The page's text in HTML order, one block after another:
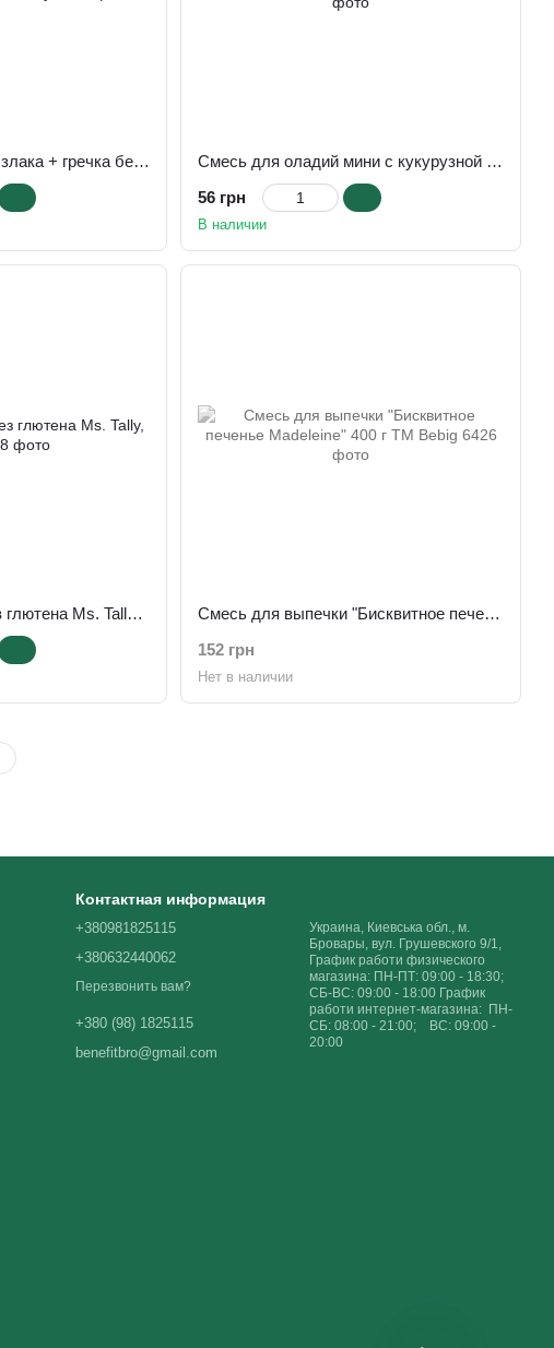
Смесь для блинов 3 злака + гречка без глютена 900 г, TM Ms.Tally
Cмесь для оладий мини с кукурузной мукой без глютена, 150 г Ms. Tally
56 грн
В наличии
Мука кукурузная без глютена Ms. Tally, 1 кг
Смесь для выпечки "Бисквитное печенье Madeleine" 400 г ТМ Bebig
152 грн
Нет в наличии
Контактная информация
+380981825115
+380632440062
Перезвонить вам?
+380 (98) 1825115
benefitbro@gmail.com
Украина, Киевська обл., м.
Бровары, вул. Грушевского 9/1,
График работи физического
магазина: ПН-ПТ: 09:00 - 18:30;
СБ-ВС: 09:00 - 18:00 График
работи интернет-магазина: ПН-
СБ: 08:00 - 21:00; ВС: 09:00 -
20:00